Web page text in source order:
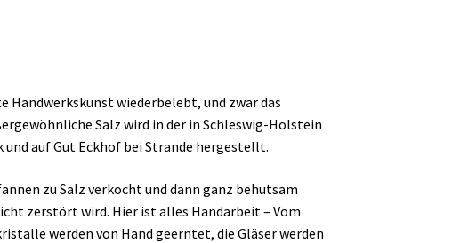
Handwerkskunst wiederbelebt, und zwar das
Salz wird in der in Schleswig-Holstein
auf Gut Eckhof bei Strande hergestellt.
zu Salz verkocht und dann ganz behutsam
zerstört wird. Hier ist alles Handarbeit – Vom
werden von Hand geerntet, die Gläser werden